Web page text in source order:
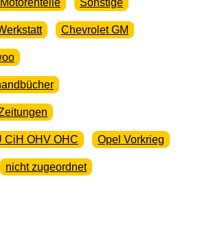
Chevrolet GM
CiH OHV OHC Opel Vorkrieg
nicht zugeordnet